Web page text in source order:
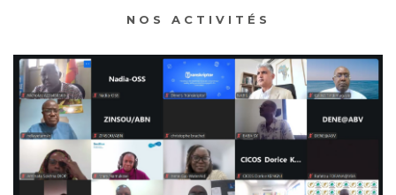
NOS ACTIVITÉS